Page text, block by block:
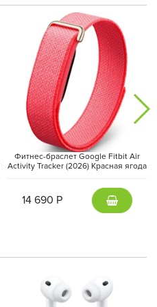
Фитнес-браслет Google Fitbit Air
Activity Tracker (2026) Красная ягода
14 690 Р